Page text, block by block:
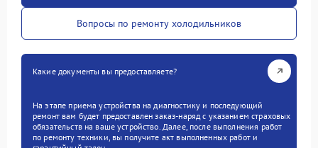
Вопросы по ремонту холодильников
Какие документы вы предоставляете?
На этапе приема устройства на диагностику и последующий
ремонт вам будет предоставлен заказ-наряд с указанием страховых
обязательств на ваше устройство. Далее, после выполнения работ
по ремонту техники, вы получите акт выполненных работ и